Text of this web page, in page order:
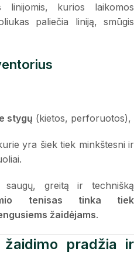
linijomis, kurios laikomos
paliečia liniją, smūgis
stygų (kietos, perforuotos),
yra šiek tiek minkštesni ir
saugų, greitą ir technišką
tenisas tinka tiek
žaidėjams.
žaidimo pradžia ir